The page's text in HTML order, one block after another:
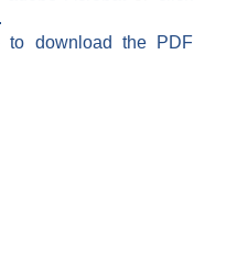
to download the PDF